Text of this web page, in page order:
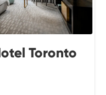
Toronto